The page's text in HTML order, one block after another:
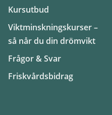
Kursutbud
Viktminskningskurser –
så når du din drömvikt
Frågor & Svar
Friskvårdsbidrag